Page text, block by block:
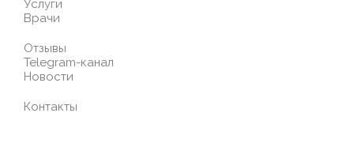
Услуги
Врачи
Отзывы
Telegram-канал
Новости
Контакты